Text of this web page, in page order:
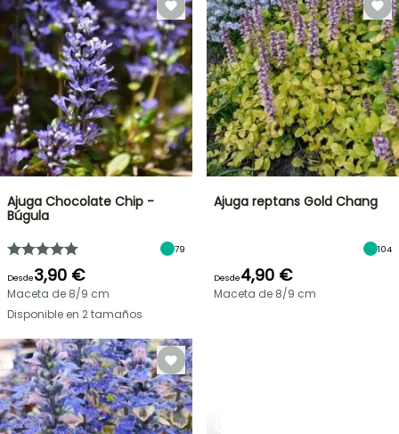
Ajuga Chocolate Chip -
Búgula
79
Desde3,90 €
Maceta de 8/9 cm
Disponible en 2 tamaños
Ajuga reptans Gold Chang
104
Desde4,90 €
Maceta de 8/9 cm